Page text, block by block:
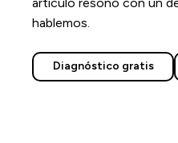
hablemos.
Diagnóstico gratis